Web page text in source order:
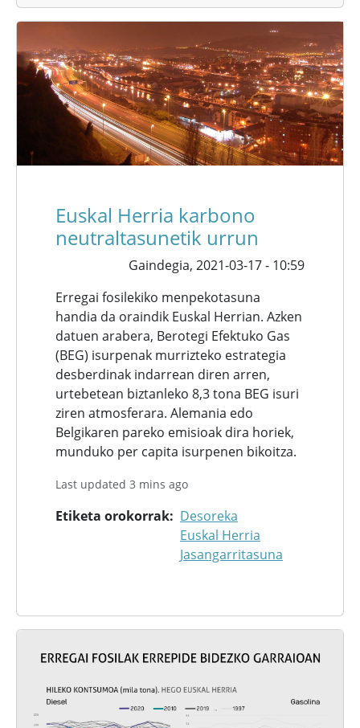
Euskal Herria karbono
neutraltasunetik urrun
Gaindegia, 2021-03-17 - 10:59
Erregai fosilekiko menpekotasuna
handia da oraindik Euskal Herrian. Azken
datuen arabera, Berotegi Efektuko Gas
(BEG) isurpenak murrizteko estrategia
desberdinak indarrean diren arren,
urtebetean biztanleko 8,3 tona BEG isuri
ziren atmosferara. Alemania edo
Belgikaren pareko emisioak dira horiek,
munduko per capita isurpenen bikoitza.
Last updated 3 mins ago
Etiketa orokorrak
Desoreka
Euskal Herria
Jasangarritasuna